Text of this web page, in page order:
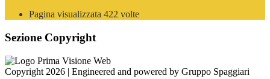
Pagina visualizzata 422 volte
Sezione Copyright
Copyright 2026 | Engineered and powered by Gruppo Spaggiari